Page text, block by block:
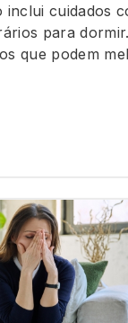
inclui cuidados
para dormir.
que podem